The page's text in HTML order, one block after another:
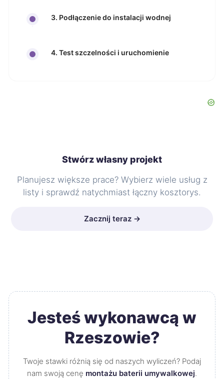
3. Podłączenie do instalacji wodnej
4. Test szczelności i uruchomienie
Stwórz własny projekt
Planujesz większe prace? Wybierz wiele usług z
listy i sprawdź natychmiast łączny kosztorys.
Zacznij teraz →
Jesteś wykonawcą w
Rzeszowie?
Twoje stawki różnią się od naszych wyliczeń? Podaj
nam swoją cenę montażu baterii umywalkowej.